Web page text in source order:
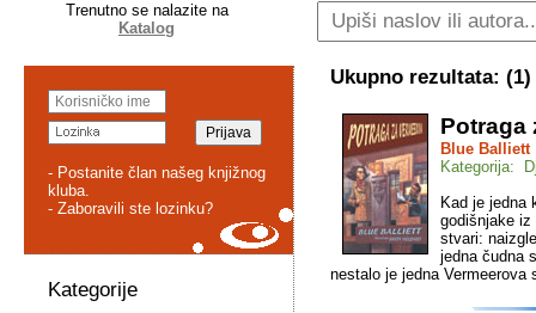
Trenutno se nalazite na
Katalog
- Postanite član našeg knjižnog
kluba.
- Zaboravili ste lozinku?
Kategorije
Ukupno rezultata: (1)
Potraga
Blue Balliett
Kategorija:
Kad je jedna
godišnjake iz
stvari:
jedna čudna
nestalo je jedna